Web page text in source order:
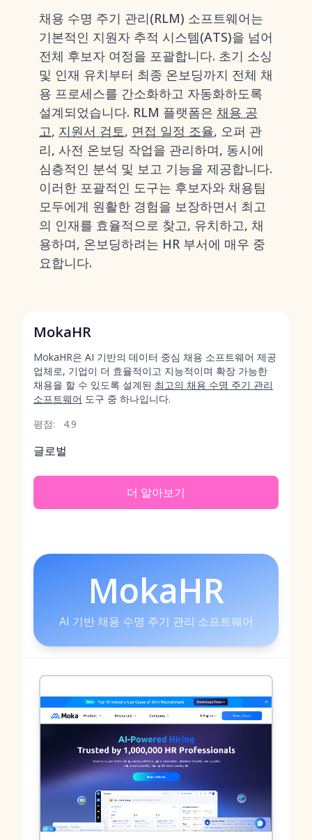
채용 수명 주기 관리(RLM) 소프트웨어는
기본적인 지원자 추적 시스템(ATS)을 넘어
전체 후보자 여정을 포괄합니다. 초기 소싱
및 인재 유치부터 최종 온보딩까지 전체 채
용 프로세스를 간소화하고 자동화하도록
설계되었습니다. RLM 플랫폼은 채용 공
고, 지원서 검토, 면접 일정 조율, 오퍼 관
리, 사전 온보딩 작업을 관리하며, 동시에
심층적인 분석 및 보고 기능을 제공합니다.
이러한 포괄적인 도구는 후보자와 채용팀
모두에게 원활한 경험을 보장하면서 최고
의 인재를 효율적으로 찾고, 유치하고, 채
용하며, 온보딩하려는 HR 부서에 매우 중
요합니다.
MokaHR
MokaHR은 AI 기반의 데이터 중심 채용 소프트웨어 제공
업체로, 기업이 더 효율적이고 지능적이며 확장 가능한
채용을 할 수 있도록 설계된 최고의 채용 수명 주기 관리
소프트웨어 도구 중 하나입니다.
평점:
4.9
글로벌
더 알아보기
MokaHR
AI 기반 채용 수명 주기 관리 소프트웨어